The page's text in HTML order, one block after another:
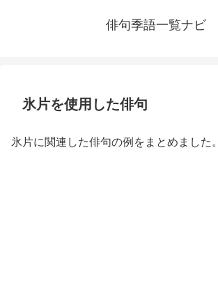
俳句季語一覧ナビ
氷片を使用した俳句
氷片に関連した俳句の例をまとめました。